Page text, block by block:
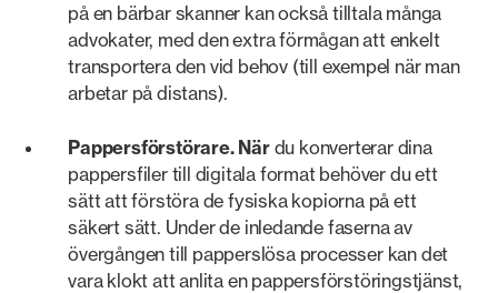
på en bärbar skanner kan också tilltala många
advokater, med den extra förmågan att enkelt
transportera den vid behov (till exempel när man
arbetar på distans).
Pappersförstörare. När du konverterar dina
pappersfiler till digitala format behöver du ett
sätt att förstöra de fysiska kopiorna på ett
säkert sätt. Under de inledande faserna av
övergången till papperslösa processer kan det
vara klokt att anlita en pappersförstöringstjänst,